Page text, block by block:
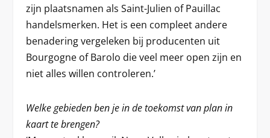
zijn plaatsnamen als Saint-Julien of Pauillac
handelsmerken. Het is een compleet andere
benadering vergeleken bij producenten uit
Bourgogne of Barolo die veel meer open zijn en
niet alles willen controleren.’
Welke gebieden ben je in de toekomst van plan in
kaart te brengen?